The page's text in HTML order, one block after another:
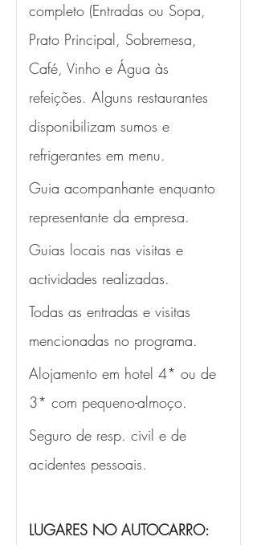
completo (Entradas ou Sopa,
Prato Principal, Sobremesa,
Café, Vinho e Água às
refeições. Alguns restaurantes
disponibilizam sumos e
refrigerantes em menu.
Guia acompanhante enquanto
representante da empresa.
Guias locais nas visitas e
actividades realizadas.
Todas as entradas e visitas
mencionadas no programa.
Alojamento em hotel 4* ou de
3* com pequeno-almoço.
Seguro de resp. civil e de
acidentes pessoais.
LUGARES NO AUTOCARRO: